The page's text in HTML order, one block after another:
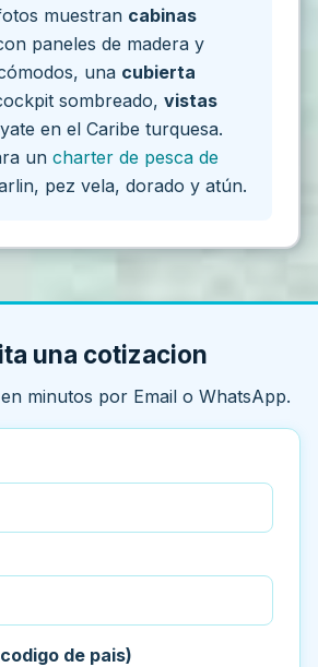
muestran cabinas
paneles de madera y
una cubierta
sombreado,vistas
en el Caribe turquesa.
uncharter de pesca de
pez vela, dorado y atún.
una cotizacion
minutos por Email o WhatsApp.
de pais)